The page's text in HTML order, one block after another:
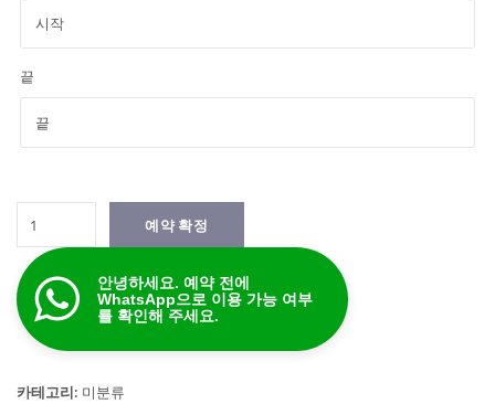
끝
New
-
7
인
수
예약 확정
안녕하세요. 예약 전에
WhatsApp으로 이용 가능 여부
를 확인해 주세요.
카테고리: 미분류